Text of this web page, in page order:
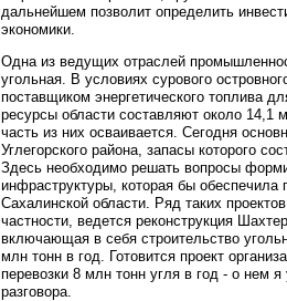
дальнейшем позволит определить
экономики.
Одна из ведущих отраслей
угольная. В условиях сурового
поставщиком энергетического топлива
ресурсы области составляют около
часть из них осваивается. Сегодня
Углегорского района, запасы которого
Здесь необходимо решать вопросы
инфраструктуры, которая бы обеспечила
Сахалинской области. Ряд таких
частности, ведется реконструкция
включающая в себя строительство
млн тонн в год. Готовится проект
перевозки 8 млн тонн угля в год - о нем
разговора.